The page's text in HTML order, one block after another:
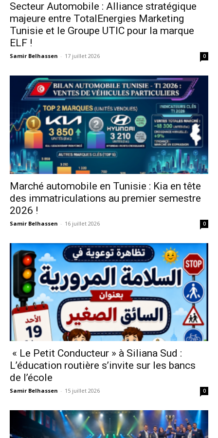
Secteur Automobile : Alliance stratégique
majeure entre TotalEnergies Marketing
Tunisie et le Groupe UTIC pour la marque
ELF !
Samir Belhassen - 17 juillet 2026 0
Marché automobile en Tunisie : Kia en tête
des immatriculations au premier semestre
2026 !
Samir Belhassen - 16 juillet 2026 0
« Le Petit Conducteur » à Siliana Sud :
L’éducation routière s’invite sur les bancs
de l’école
Samir Belhassen - 15 juillet 2026 0